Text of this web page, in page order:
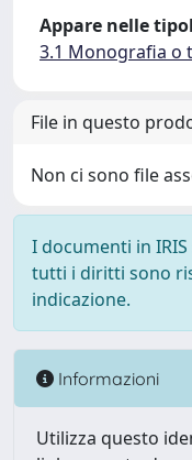
Appare nelle
3.1 Monografia o
File in questo
Non ci sono file
I documenti in
tutti i diritti sono
indicazione.
Informazioni
Utilizza questo